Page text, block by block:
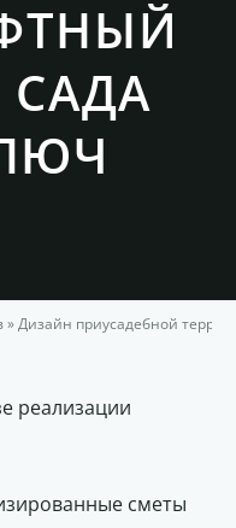
»Дизайн приусадебной
реализации
сметы